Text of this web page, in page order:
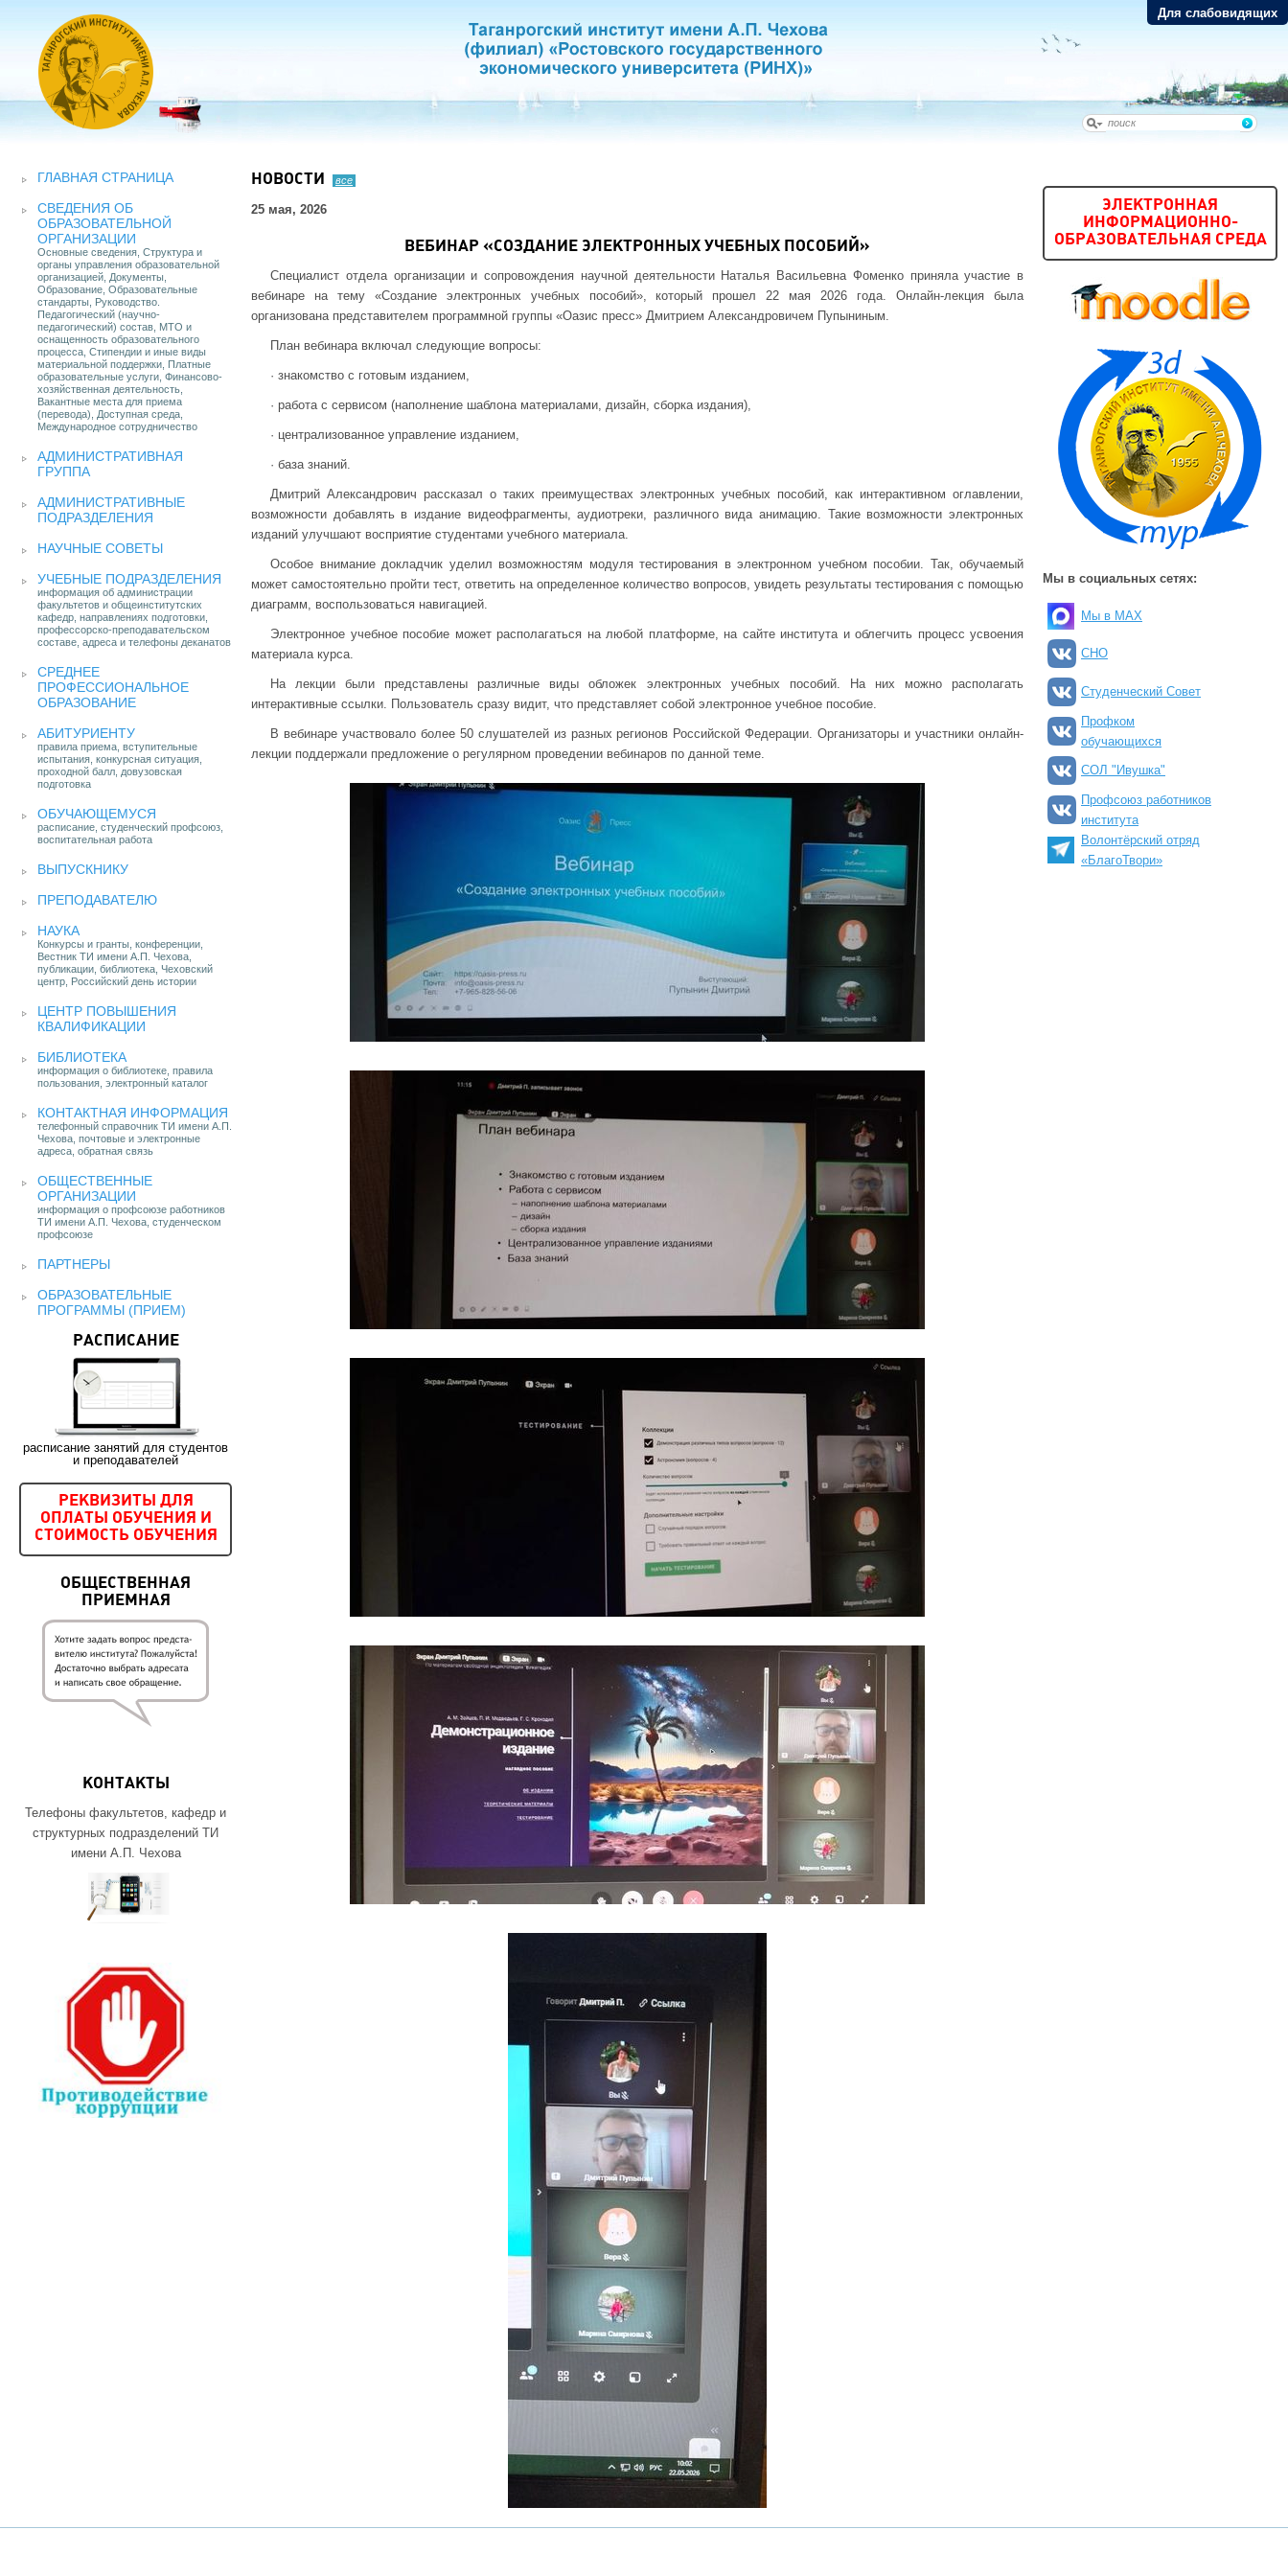
Для слабовидящих
ГЛАВНАЯ СТРАНИЦА
СВЕДЕНИЯ ОБ
ОБРАЗОВАТЕЛЬНОЙ
ОРГАНИЗАЦИИ
Основные сведения, Структура и
органы управления образовательной
организацией, Документы,
Образование, Образовательные
стандарты, Руководство.
Педагогический (научно-
педагогический) состав, МТО и
оснащенность образовательного
процесса, Стипендии и иные виды
материальной поддержки, Платные
образовательные услуги, Финансово-
хозяйственная деятельность,
Вакантные места для приема
(перевода), Доступная среда,
Международное сотрудничество
АДМИНИСТРАТИВНАЯ
ГРУППА
АДМИНИСТРАТИВНЫЕ
ПОДРАЗДЕЛЕНИЯ
НАУЧНЫЕ СОВЕТЫ
УЧЕБНЫЕ ПОДРАЗДЕЛЕНИЯ
информация об администрации
факультетов и общеинститутских
кафедр, направлениях подготовки,
профессорско-преподавательском
составе, адреса и телефоны деканатов
СРЕДНЕЕ
ПРОФЕССИОНАЛЬНОЕ
ОБРАЗОВАНИЕ
АБИТУРИЕНТУ
правила приема, вступительные
испытания, конкурсная ситуация,
проходной балл, довузовская
подготовка
ОБУЧАЮЩЕМУСЯ
расписание, студенческий профсоюз,
воспитательная работа
ВЫПУСКНИКУ
ПРЕПОДАВАТЕЛЮ
НАУКА
Конкурсы и гранты, конференции,
Вестник ТИ имени А.П. Чехова,
публикации, библиотека, Чеховский
центр, Российский день истории
ЦЕНТР ПОВЫШЕНИЯ
КВАЛИФИКАЦИИ
БИБЛИОТЕКА
информация о библиотеке, правила
пользования, электронный каталог
КОНТАКТНАЯ ИНФОРМАЦИЯ
телефонный справочник ТИ имени А.П.
Чехова, почтовые и электронные
адреса, обратная связь
ОБЩЕСТВЕННЫЕ
ОРГАНИЗАЦИИ
информация о профсоюзе работников
ТИ имени А.П. Чехова, студенческом
профсоюзе
ПАРТНЕРЫ
ОБРАЗОВАТЕЛЬНЫЕ
ПРОГРАММЫ (ПРИЕМ)
РАСПИСАНИЕ
расписание занятий для студентов
и преподавателей
РЕКВИЗИТЫ ДЛЯ
ОПЛАТЫ ОБУЧЕНИЯ И
СТОИМОСТЬ ОБУЧЕНИЯ
ОБЩЕСТВЕННАЯ
ПРИЕМНАЯ
КОНТАКТЫ
Телефоны факультетов, кафедр и
структурных подразделений ТИ
имени А.П. Чехова
НОВОСТИ все
25 мая, 2026
ВЕБИНАР «СОЗДАНИЕ ЭЛЕКТРОННЫХ УЧЕБНЫХ ПОСОБИЙ»
Специалист отдела организации и сопровождения научной деятельности Наталья Васильевна Фоменко приняла участие в
вебинаре на тему «Создание электронных учебных пособий», который прошел 22 мая 2026 года. Онлайн-лекция была
организована представителем программной группы «Оазис пресс» Дмитрием Александровичем Пупыниным.
План вебинара включал следующие вопросы:
· знакомство с готовым изданием,
· работа с сервисом (наполнение шаблона материалами, дизайн, сборка издания),
· централизованное управление изданием,
· база знаний.
Дмитрий Александрович рассказал о таких преимуществах электронных учебных пособий, как интерактивном оглавлении,
возможности добавлять в издание видеофрагменты, аудиотреки, различного вида анимацию. Такие возможности электронных
изданий улучшают восприятие студентами учебного материала.
Особое внимание докладчик уделил возможностям модуля тестирования в электронном учебном пособии. Так, обучаемый
может самостоятельно пройти тест, ответить на определенное количество вопросов, увидеть результаты тестирования с помощью
диаграмм, воспользоваться навигацией.
Электронное учебное пособие может располагаться на любой платформе, на сайте института и облегчить процесс усвоения
материала курса.
На лекции были представлены различные виды обложек электронных учебных пособий. На них можно располагать
интерактивные ссылки. Пользователь сразу видит, что представляет собой электронное учебное пособие.
В вебинаре участвовало более 50 слушателей из разных регионов Российской Федерации. Организаторы и участники онлайн-
лекции поддержали предложение о регулярном проведении вебинаров по данной теме.
ЭЛЕКТРОННАЯ
ИНФОРМАЦИОННО-
ОБРАЗОВАТЕЛЬНАЯ СРЕДА
Мы в социальных сетях:
Мы в MAX
СНО
Студенческий Совет
Профком
обучающихся
СОЛ "Ивушка"
Профсоюз работников
института
Волонтёрский отряд
«БлагоТвори»